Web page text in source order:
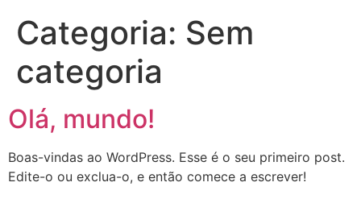
Categoria: Sem
categoria
Olá, mundo!
Boas-vindas ao WordPress. Esse é o seu primeiro post.
Edite-o ou exclua-o, e então comece a escrever!